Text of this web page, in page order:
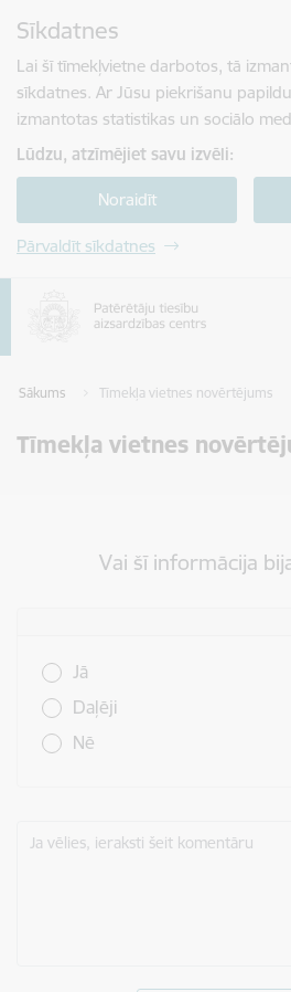
Sīkdatnes
Lai šī tīmekļvietne darbotos, tā
sīkdatnes. Ar Jūsu piekrišanu
izmantotas statistikas un sociālo
Lūdzu, atzīmējiet savu izvēli:
Noraidīt
Pārvaldīt sīkdatnes
Sākums Tīmekļa vietnes novērtējums
Tīmekļa vietnes
Vai šī informācija
Jā
Daļēji
Nē
Ja vēlies, ieraksti šeit komentāru